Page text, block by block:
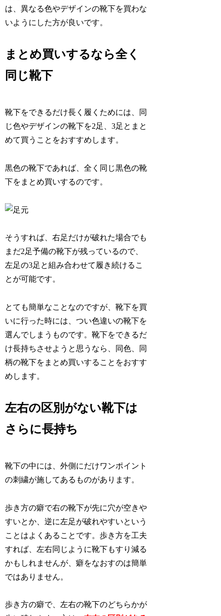
は、異なる色やデザインの靴下を買わな
いようにした方が良いです。
まとめ買いするなら全く
同じ靴下
靴下をできるだけ長く履くためには、同
じ色やデザインの靴下を2足、3足とまと
めて買うことをおすすめします。
黒色の靴下であれば、全く同じ黒色の靴
下をまとめ買いするのです。
そうすれば、右足だけが破れた場合でも
まだ2足予備の靴下が残っているので、
左足の3足と組み合わせて履き続けるこ
とが可能です。
とても簡単なことなのですが、靴下を買
いに行った時には、つい色違いの靴下を
選んでしまうものです。靴下をできるだ
け長持ちさせようと思うなら、同色、同
柄の靴下をまとめ買いすることをおすす
めします。
左右の区別がない靴下は
さらに長持ち
靴下の中には、外側にだけワンポイント
の刺繍が施してあるものがあります。
歩き方の癖で右の靴下が先に穴が空きや
すいとか、逆に左足が破れやすいという
ことはよくあることです。歩き方を工夫
すれば、左右同じように靴下もすり減る
かもしれませんが、癖をなおすのは簡単
ではありません。
歩き方の癖で、左右の靴下のどちらかが